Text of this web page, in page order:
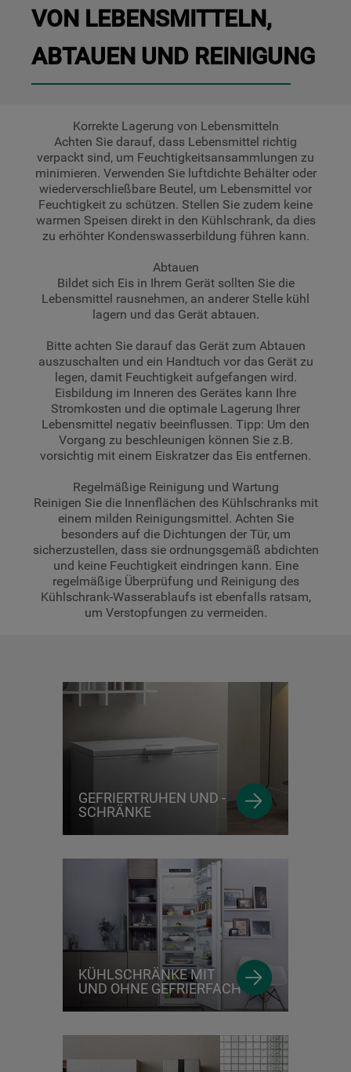
VON LEBENSMITTELN,
ABTAUEN UND REINIGUNG
Korrekte Lagerung von Lebensmitteln
Achten Sie darauf, dass Lebensmittel richtig
verpackt sind, um Feuchtigkeitsansammlungen zu
minimieren. Verwenden Sie luftdichte Behälter oder
wiederverschließbare Beutel, um Lebensmittel vor
Feuchtigkeit zu schützen. Stellen Sie zudem keine
warmen Speisen direkt in den Kühlschrank, da dies
zu erhöhter Kondenswasserbildung führen kann.
Abtauen
Bildet sich Eis in Ihrem Gerät sollten Sie die
Lebensmittel rausnehmen, an anderer Stelle kühl
lagern und das Gerät abtauen.
Bitte achten Sie darauf das Gerät zum Abtauen
auszuschalten und ein Handtuch vor das Gerät zu
legen, damit Feuchtigkeit aufgefangen wird.
Eisbildung im Inneren des Gerätes kann Ihre
Stromkosten und die optimale Lagerung Ihrer
Lebensmittel negativ beeinflussen. Tipp: Um den
Vorgang zu beschleunigen können Sie z.B.
vorsichtig mit einem Eiskratzer das Eis entfernen.
Regelmäßige Reinigung und Wartung
Reinigen Sie die Innenflächen des Kühlschranks mit
einem milden Reinigungsmittel. Achten Sie
besonders auf die Dichtungen der Tür, um
sicherzustellen, dass sie ordnungsgemäß abdichten
und keine Feuchtigkeit eindringen kann. Eine
regelmäßige Überprüfung und Reinigung des
Kühlschrank-Wasserablaufs ist ebenfalls ratsam,
um Verstopfungen zu vermeiden.
GEFRIERTRUHEN UND -
SCHRÄNKE
KÜHLSCHRÄNKE MIT
UND OHNE GEFRIERFACH